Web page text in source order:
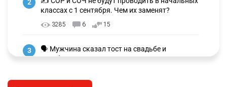
2
классах с 1 сентября. Чем их заменят?
3285 6 15
3
🗣 Мужчина сказал тост на свадьбе и
заработал уголовное дело